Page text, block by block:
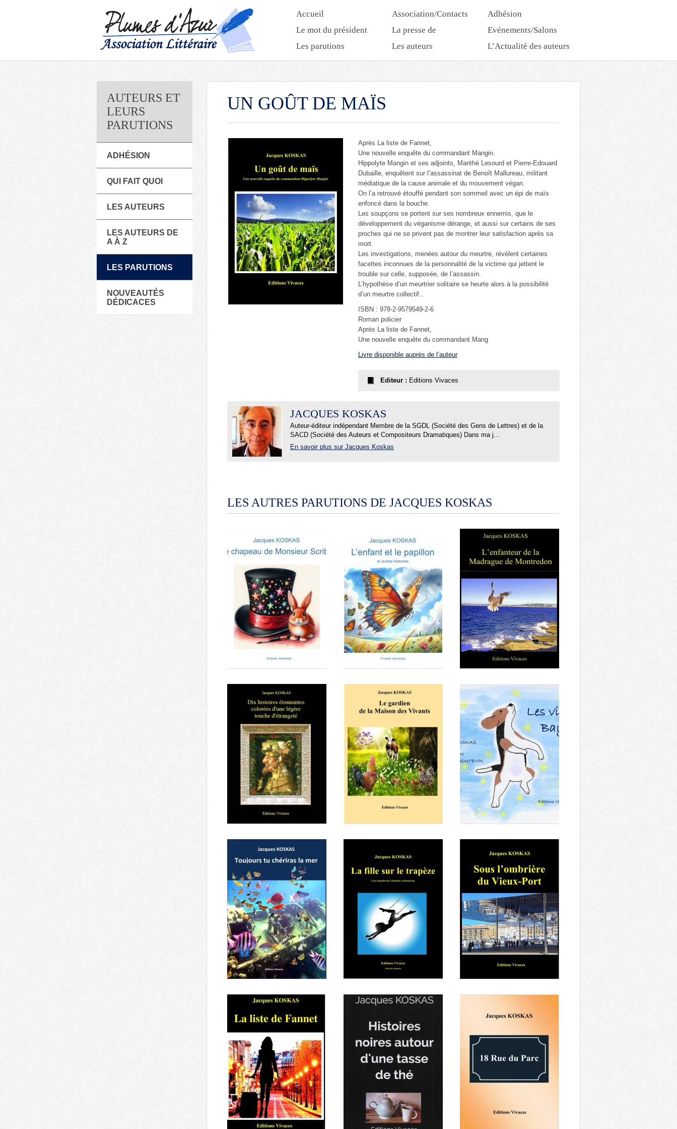
Accueil Association/Contacts
Adhésion
Le mot du président
La presse de
l’association
Evénements/Salons
Les parutions
Les auteurs
L’Actualité des auteurs
AUTEURS ET
LEURS
PARUTIONS
ADHÉSION
QUI FAIT QUOI
LES AUTEURS
LES AUTEURS DE
A À Z
LES PARUTIONS
NOUVEAUTÉS
DÉDICACES
UN GOÛT DE MAÏS
Après La liste de Fannet,
Une nouvelle enquête du commandant Mangin.
Hippolyte Mangin et ses adjoints, Marithé Lesourd et Pierre-Edouard
Dubaille, enquêtent sur l’assassinat de Benoît Mallureau, militant
médiatique de la cause animale et du mouvement végan.
On l’a retrouvé étouffé pendant son sommeil avec un épi de maïs
enfoncé dans la bouche.
Les soupçons se portent sur ses nombreux ennemis, que le
développement du véganisme dérange, et aussi sur certains de ses
proches qui ne se privent pas de montrer leur satisfaction après sa
mort.
Les investigations, menées autour du meurtre, révèlent certaines
facettes inconnues de la personnalité de la victime qui jettent le
trouble sur celle, supposée, de l’assassin.
L’hypothèse d’un meurtrier solitaire se heurte alors à la possibilité
d’un meurtre collectif..
ISBN : 978-2-9579549-2-6
Roman policier
Après La liste de Fannet,
Une nouvelle enquête du commandant Mang
Livre disponible auprès de l’auteur
Editeur : Editions Vivaces
JACQUES KOSKAS
Auteur-éditeur indépendant Membre de la SGDL (Société des Gens de Lettres) et de la
SACD (Société des Auteurs et Compositeurs Dramatiques) Dans ma j...
En savoir plus sur Jacques Koskas
LES AUTRES PARUTIONS DE JACQUES KOSKAS
Le chapeau de Monsieur Scribe
L'enfant et le papillon et autres
histoires
L'enfanteur de la Madrague de
Montredon
Dix histoires étonnantes
colorées d'une légère touche
d'étrangeté
Le gardien de la Maison des
Vivants
Les vies de Baya
Toujours tu chériras la mer La fille sur le trapèze Sous l'ombrière du Vieux-Port